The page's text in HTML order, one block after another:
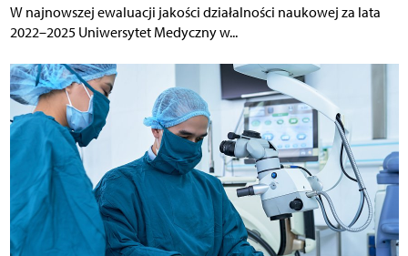
W najnowszej ewaluacji jakości działalności naukowej za lata
2022–2025 Uniwersytet Medyczny w...